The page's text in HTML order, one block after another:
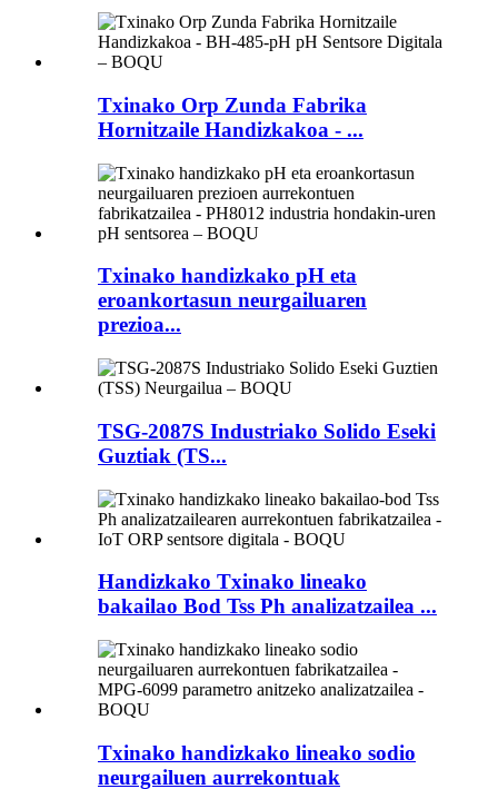
Txinako Orp Zunda Fabrika
Hornitzaile Handizkakoa - ...
Txinako handizkako pH eta
eroankortasun neurgailuaren
prezioa...
TSG-2087S Industriako Solido Eseki
Guztiak (TS...
Handizkako Txinako lineako
bakailao Bod Tss Ph analizatzailea ...
Txinako handizkako lineako sodio
neurgailuen aurrekontuak